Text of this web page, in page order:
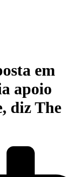
em
apoio
diz The